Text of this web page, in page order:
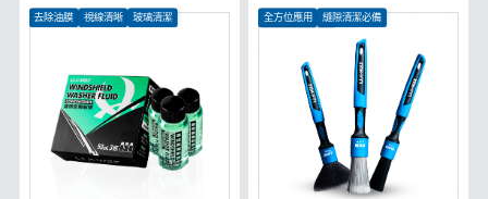
去除油膜 視線清晰 玻璃清潔 全方位應用
縫隙清潔必備